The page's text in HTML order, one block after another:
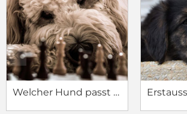
Welcher Hund passt zu mir?
c